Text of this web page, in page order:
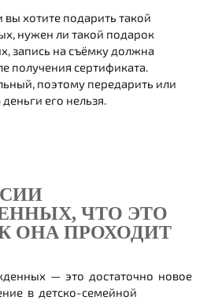
вы хотите подарить такой
нужен ли такой подарок
запись на съёмку должна
получения сертификата.
поэтому передарить или
его нельзя.
ЧТО ЭТО
ОНА ПРОХОДИТ
— это достаточно новое
в детско-семейной